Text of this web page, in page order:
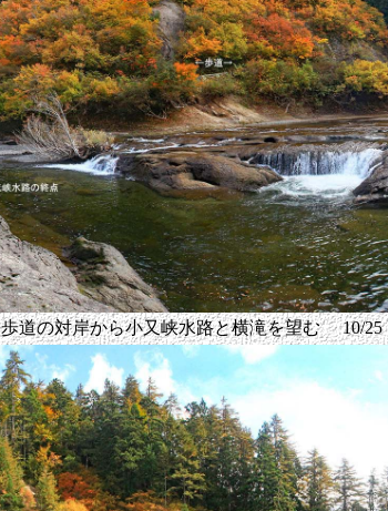
歩道の対岸から小又峡水路と横滝を望む 10/25